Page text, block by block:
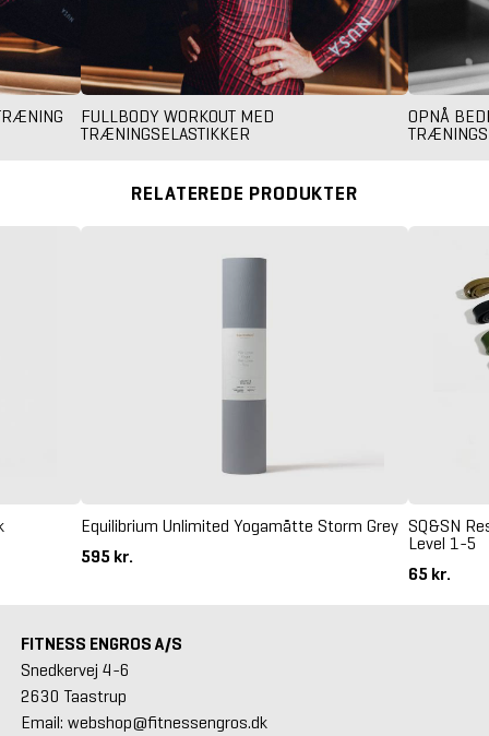
FULLBODY WORKOUT MED
TRÆNINGSELASTIKKER
OPNÅ
RELATEREDE PRODUKTER
Equilibrium Unlimited Yogamåtte Storm Grey
595 kr.
SQ&SN
Level 1-5
65 kr.
FITNESS ENGROS A/S
Snedkervej 4-6
2630 Taastrup
Email: webshop@fitnessengros.dk